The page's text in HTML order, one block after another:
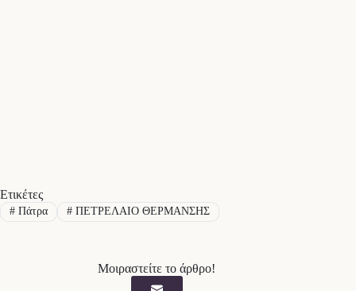
Ετικέτες
#Πάτρα #ΠΕΤΡΕΛΑΙΟ ΘΕΡΜΑΝΣΗΣ
Μοιραστείτε το άρθρο!